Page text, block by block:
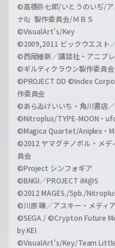
©高橋弥七郎/いとうのいぢ/ア
ナII』製作委員会/ＭＢＳ
©VisualArt's/Key
©2009,2011 ビックウエスト
©西尾維新／講談社・アニプ
©ギルティクラウン製作委員会
©PROJECT DD ©Index
作委員会
©あらゐけいいち・角川書店
©Nitroplus/TYPE-MOON・
©Magica Quartet/Aniplex・
©2012 ヤマグチノボル・メデ
員会
©Project シンフォギア
©BNGI／PROJECT iM@S
©2012 MAGES./5pb./
©川原 礫／アスキー・メディ
©SEGA / ©Crypton Future
by KEI
©VisualArt's/Key/Team